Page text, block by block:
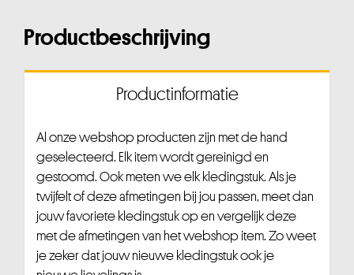
Productbeschrijving
Productinformatie
Al onze webshop producten zijn met de hand
geselecteerd. Elk item wordt gereinigd en
gestoomd. Ook meten we elk kledingstuk. Als je
twijfelt of deze afmetingen bij jou passen, meet dan
jouw favoriete kledingstuk op en vergelijk deze
met de afmetingen van het webshop item. Zo weet
je zeker dat jouw nieuwe kledingstuk ook je